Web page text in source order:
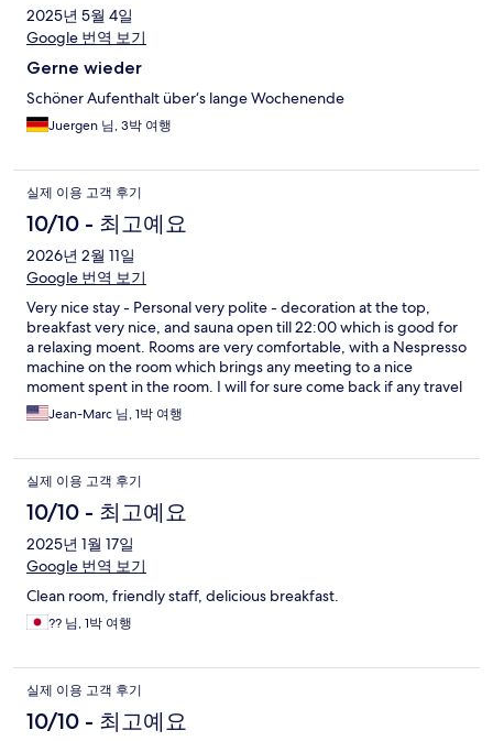
2025년 5월 4일
Google 번역 보기
Gerne wieder
Schöner Aufenthalt über‘s lange Wochenende
Juergen 님, 3박 여행
실제 이용 고객 후기
10/10 - 최고예요
2026년 2월 11일
Google 번역 보기
Very nice stay - Personal very polite - decoration at the top,
breakfast very nice, and sauna open till 22:00 which is good for
a relaxing moent. Rooms are very comfortable, with a Nespresso
machine on the room which brings any meeting to a nice
moment spent in the room. I will for sure come back if any travel
brings me to Aalen again
Jean-Marc 님, 1박 여행
실제 이용 고객 후기
10/10 - 최고예요
2025년 1월 17일
Google 번역 보기
Clean room, friendly staff, delicious breakfast.
?? 님, 1박 여행
실제 이용 고객 후기
10/10 - 최고예요